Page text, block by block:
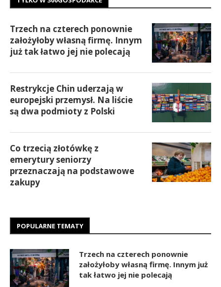
Trzech na czterech ponownie
założyłoby własną firmę. Innym
już tak łatwo jej nie polecają
Restrykcje Chin uderzają w
europejski przemysł. Na liście
są dwa podmioty z Polski
Co trzecią złotówkę z
emerytury seniorzy
przeznaczają na podstawowe
zakupy
POPULARNE TEMATY
Trzech na czterech ponownie
założyłoby własną firmę. Innym już
tak łatwo jej nie polecają